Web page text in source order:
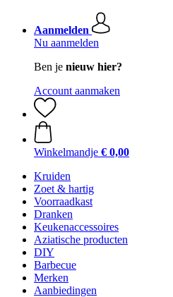
Aanmelden
Nu aanmelden
Ben je nieuw hier?
Account aanmaken
Winkelmandje € 0,00
Kruiden
Zoet & hartig
Voorraadkast
Dranken
Keukenaccessoires
Aziatische producten
DIY
Barbecue
Merken
Aanbiedingen